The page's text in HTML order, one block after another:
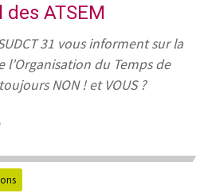
ATSEM
31 vous informent sur la
du Temps de
NON ! et VOUS ?